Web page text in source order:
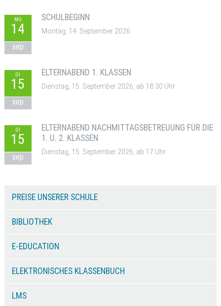
MO
14
sep
SCHULBEGINN
Montag, 14. September 2026
DI
15
sep
ELTERNABEND 1. KLASSEN
Dienstag, 15. September 2026, ab 18:30 Uhr
DI
15
sep
ELTERNABEND NACHMITTAGSBETREUUNG FÜR DIE
1. U. 2. KLASSEN
Dienstag, 15. September 2026, ab 17 Uhr
PREISE UNSERER SCHULE
BIBLIOTHEK
E-EDUCATION
ELEKTRONISCHES KLASSENBUCH
LMS